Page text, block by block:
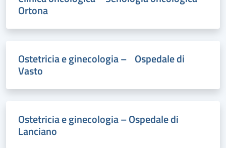
Ortona
Ostetricia e ginecologia – Ospedale di
Vasto
Ostetricia e ginecologia – Ospedale di
Lanciano